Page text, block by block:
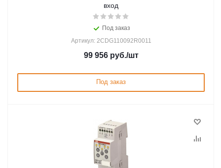
вход
Под заказ
Артикул: 2CDG110092R0011
99 956руб./шт
Под заказ